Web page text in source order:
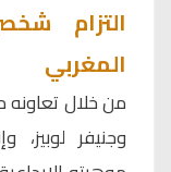
التزام
المغربي
من خلال تعاونه
وجنيفر